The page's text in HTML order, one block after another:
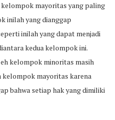
mayoritas yang paling
inilah yang dianggap
inilah yang dapat menjadi
kedua kelompok ini.
kelompok minoritas masih
mayoritas karena
bahwa setiap hak yang dimiliki